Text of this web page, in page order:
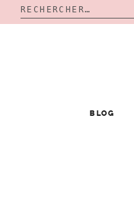
Rechercher :
BLOG